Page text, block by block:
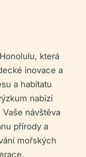
která
inovace a
a habitatu
nabízí
návštěva
přírody a
mořských